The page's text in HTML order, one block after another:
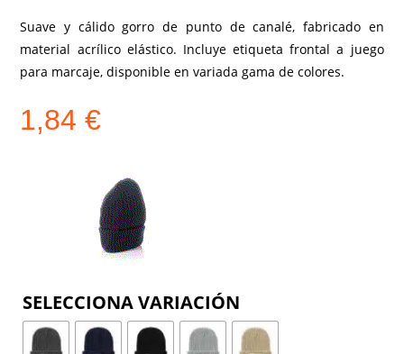
Suave y cálido gorro de punto de canalé, fabricado en
material acrílico elástico. Incluye etiqueta frontal a juego
para marcaje, disponible en variada gama de colores.
1,84€